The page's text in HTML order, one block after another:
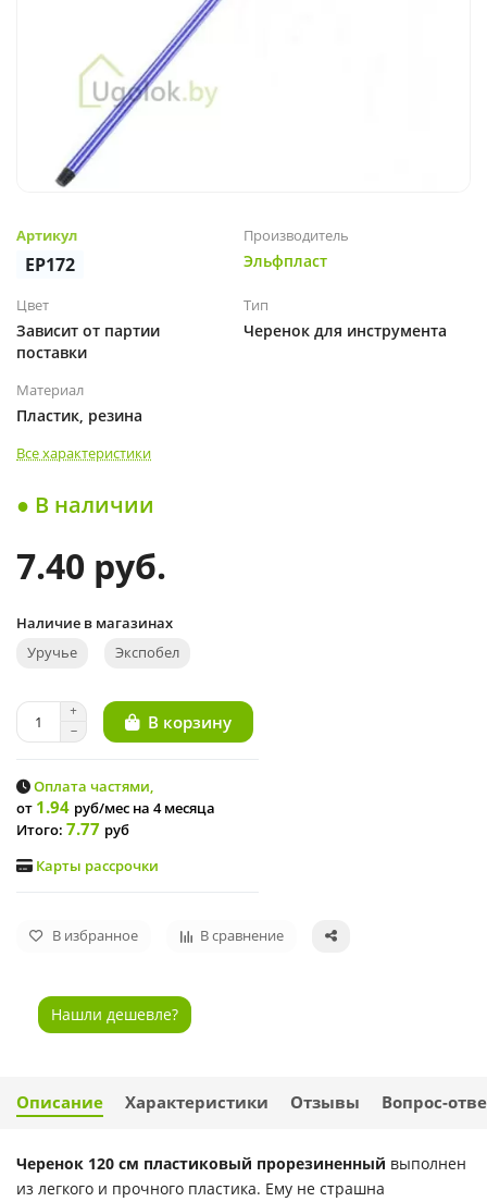
Артикул
EP172
Производитель
Эльфпласт
Цвет
Зависит от партии
поставки
Тип
Черенок для инструмента
Материал
Пластик, резина
Все характеристики
● В наличии
7.40 руб.
Наличие в магазинах
Уручье Экспобел
В корзину
Оплата частями,
от 1.94 руб/мес на 4 месяца
Итого: 7.77 руб
Карты рассрочки
В избранное В сравнение
Нашли дешевле?
Описание Характеристики Отзывы Вопрос-
Черенок 120 см пластиковый прорезиненный выполнен
из легкого и прочного пластика. Ему не страшна